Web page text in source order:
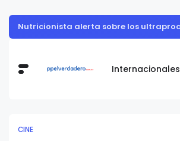
Internacionales
CINE